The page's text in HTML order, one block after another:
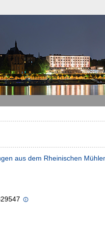
aus dem Rheinischen